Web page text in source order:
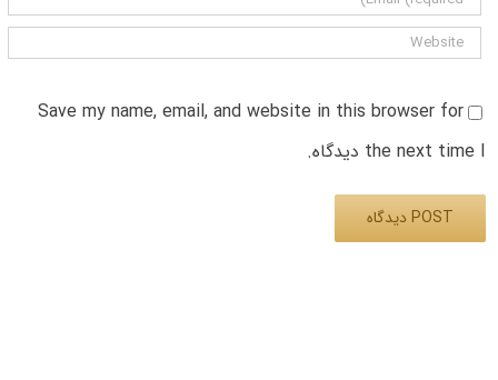
Save my name, email, and website in this browser for
the next time I دیدگاه.